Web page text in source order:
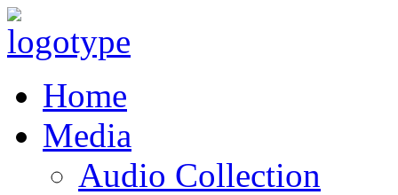
Home
Media
Audio Collection